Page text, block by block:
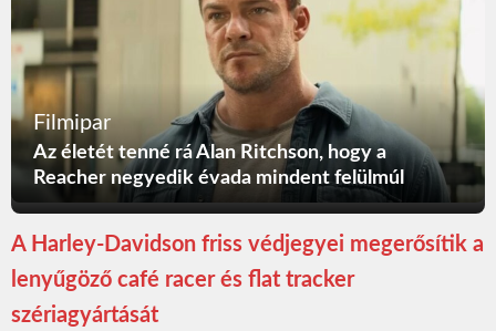
Filmipar
Az életét tenné rá Alan Ritchson, hogy a
Reacher negyedik évada mindent felülmúl
A Harley-Davidson friss védjegyei megerősítik a
lenyűgöző café racer és flat tracker
szériagyártását